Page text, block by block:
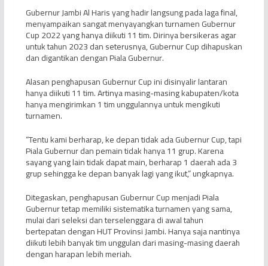
Gubernur Jambi Al Haris yang hadir langsung pada laga final,
menyampaikan sangat menyayangkan turnamen Gubernur
Cup 2022 yang hanya diikuti 11 tim. Dirinya bersikeras agar
untuk tahun 2023 dan seterusnya, Gubernur Cup dihapuskan
dan digantikan dengan Piala Gubernur.
Alasan penghapusan Gubernur Cup ini disinyalir lantaran
hanya diikuti 11 tim. Artinya masing-masing kabupaten/kota
hanya mengirimkan 1 tim unggulannya untuk mengikuti
turnamen.
“Tentu kami berharap, ke depan tidak ada Gubernur Cup, tapi
Piala Gubernur dan pemain tidak hanya 11 grup. Karena
sayang yang lain tidak dapat main, berharap 1 daerah ada 3
grup sehingga ke depan banyak lagi yang ikut,” ungkapnya.
Ditegaskan, penghapusan Gubernur Cup menjadi Piala
Gubernur tetap memiliki sistematika turnamen yang sama,
mulai dari seleksi dan terselenggara di awal tahun
bertepatan dengan HUT Provinsi Jambi. Hanya saja nantinya
diikuti lebih banyak tim unggulan dari masing-masing daerah
dengan harapan lebih meriah.